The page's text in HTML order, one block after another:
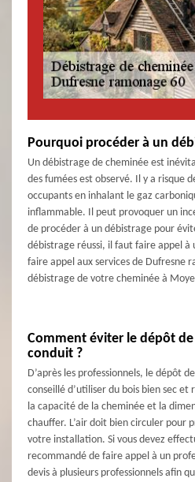
Pourquoi procéder à un
Un débistrage de cheminée est
des fumées est observé. Il y a risque
occupants en inhalant le gaz
inflammable. Il peut provoquer un
de procéder à un débistrage pour
débistrage réussi, il faut faire appel à
faire appel aux services de Dufresne
débistrage de votre cheminée à
Comment éviter le dépôt
conduit ?
D’après les professionnels, le dépôt
conseillé d’utiliser du bois bien sec
la capacité de la cheminée et la
chauffer. L’air doit bien circuler pour
votre installation. Si vous devez
recommandé de faire appel à un
devis à plusieurs professionnels afin